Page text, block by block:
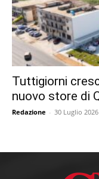
Tuttigiorni
nuovo store di
Redazione - 30 Luglio 2026